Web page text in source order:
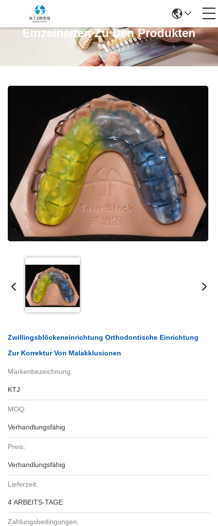
Einzelheiten Zu Den Produkten
Zwillingsblöckeneinrichtung Orthodontische Einrichtung
Zur Korrektur Von Malakklusionen
Markenbezeichnung:
KTJ
MOQ:
Verhandlungsfähig
Preis:
Verhandlungsfähig
Lieferzeit:
4 ARBEITS-TAGE
Zahlungsbedingungen: